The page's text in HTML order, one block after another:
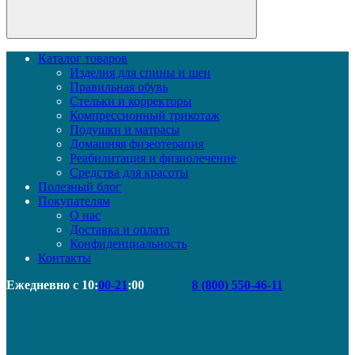
Каталог товаров
Изделия для спины и шеи
Правильная обувь
Стельки и корректоры
Компрессионный трикотаж
Подушки и матрасы
Домашняя физеотерапия
Реабилитация и физиолечение
Средства для красоты
Полезный блог
Покупателям
О нас
Доставка и оплата
Конфиденциальность
Контакты
Ежедневно с 10:00-21:00 8 (800) 550-46-11